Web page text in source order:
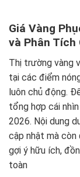
Giá Vàng
và Phân Tích
Thị trường vàng
tại các điểm
luôn chủ động.
tổng hợp cái
2026. Nội dung
cập nhật mà
gợi ý hữu ích,
toàn